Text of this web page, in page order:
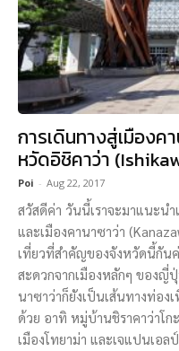
การเดินทางสู่เมืองค
หวัดอิชิคาว่า
Poi - Aug 22, 2017
สวัสดีค่า วันนี้เราจะมาแนะน
และเมืองคานาซาว่า
เที่ยวที่สำคัญของจังหวัดนี้กัน
สะดวกจากเมืองหลักๆ ของญี่
นาซาว่าก็ยังเป็นเส้นทางท่อง
ด้วย อาทิ หมู่บ้านชิราคาว่าโก
เมืองโทยาม่า และเจแปนเอ